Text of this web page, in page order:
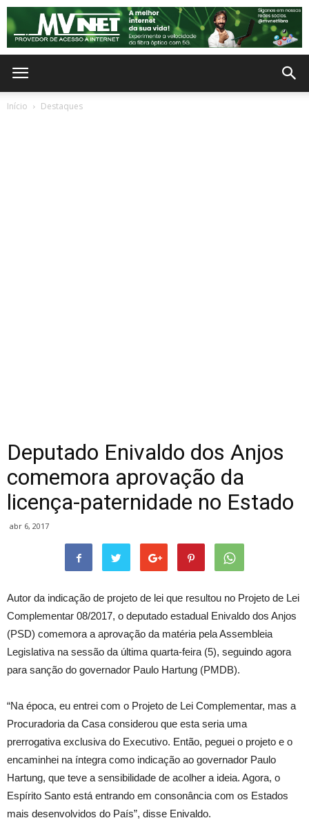
Início Destaques
Deputado Enivaldo dos Anjos
comemora aprovação da
licença-paternidade no Estado
abr 6, 2017
Autor da indicação de projeto de lei que resultou no Projeto de Lei
Complementar 08/2017, o deputado estadual Enivaldo dos Anjos
(PSD) comemora a aprovação da matéria pela Assembleia
Legislativa na sessão da última quarta-feira (5), seguindo agora
para sanção do governador Paulo Hartung (PMDB).
“Na época, eu entrei com o Projeto de Lei Complementar, mas a
Procuradoria da Casa considerou que esta seria uma
prerrogativa exclusiva do Executivo. Então, peguei o projeto e o
encaminhei na íntegra como indicação ao governador Paulo
Hartung, que teve a sensibilidade de acolher a ideia. Agora, o
Espírito Santo está entrando em consonância com os Estados
mais desenvolvidos do País”, disse Enivaldo.